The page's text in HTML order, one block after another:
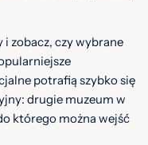
i zobacz, czy wybrane
potrafią szybko się
drugie muzeum w
którego można wejść